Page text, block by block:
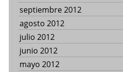
septiembre 2012
agosto 2012
julio 2012
junio 2012
mayo 2012